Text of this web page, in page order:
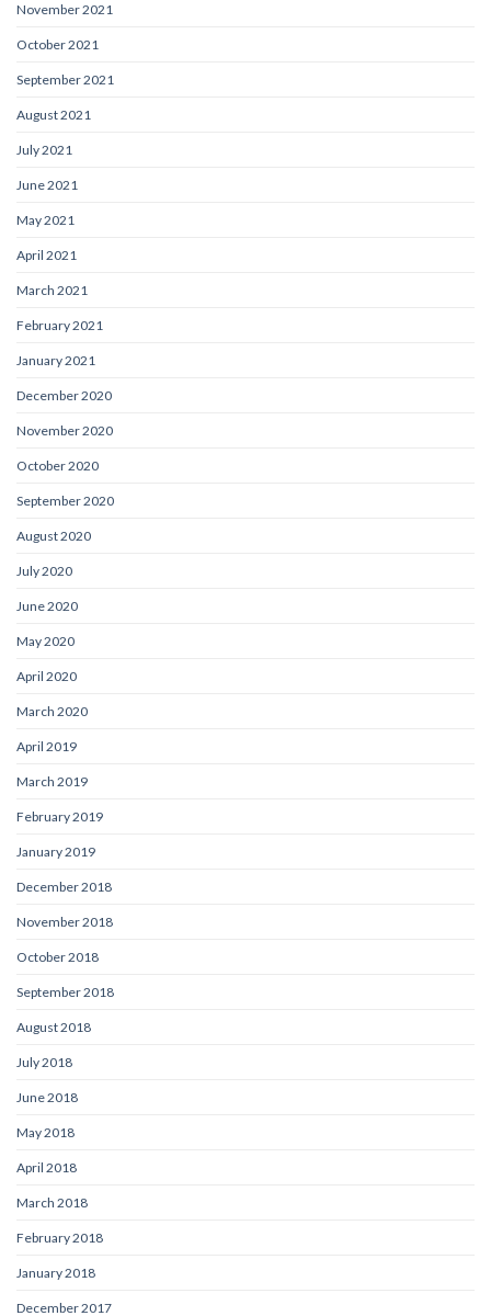
November 2021
October 2021
September 2021
August 2021
July 2021
June 2021
May 2021
April 2021
March 2021
February 2021
January 2021
December 2020
November 2020
October 2020
September 2020
August 2020
July 2020
June 2020
May 2020
April 2020
March 2020
April 2019
March 2019
February 2019
January 2019
December 2018
November 2018
October 2018
September 2018
August 2018
July 2018
June 2018
May 2018
April 2018
March 2018
February 2018
January 2018
December 2017